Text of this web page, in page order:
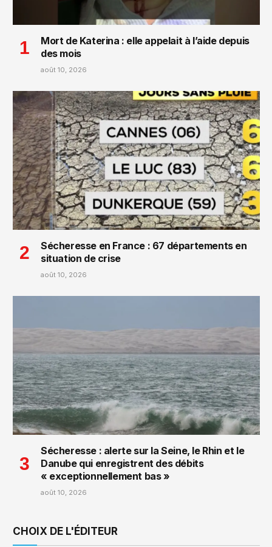
Mort de Katerina : elle appelait à l’aide depuis
des mois
août 10, 2026
Sécheresse en France : 67 départements en
situation de crise
août 10, 2026
Sécheresse : alerte sur la Seine, le Rhin et le
Danube qui enregistrent des débits
« exceptionnellement bas »
août 10, 2026
CHOIX DE L'ÉDITEUR